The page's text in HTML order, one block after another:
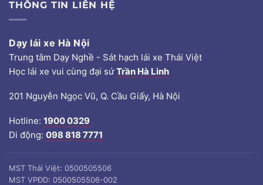
THÔNG TIN LIÊN HỆ
Dạy lái xe Hà Nội
Trung tâm Dạy Nghề - Sát hạch lái xe Thái Việt
Học lái xe vui cùng đại sứTrần Hà Linh
201 Nguyễn Ngọc Vũ, Q. Cầu Giấy, Hà Nội
Hotline: 1900 0329
Di động: 098 818 7771
MST Thái Việt: 0500505506
MST VPĐD: 0500505506-002